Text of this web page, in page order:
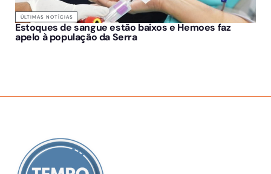
ÚLTIMAS NOTÍCIAS
Estoques de sangue estão baixos e Hemoes faz
apelo à população da Serra